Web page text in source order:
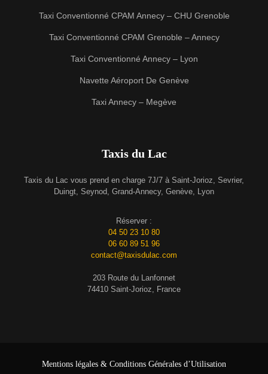
Taxi Conventionné CPAM Annecy – CHU Grenoble
Taxi Conventionné CPAM Grenoble – Annecy
Taxi Conventionné Annecy – Lyon
Navette Aéroport De Genève
Taxi Annecy – Megève
Taxis du Lac
Taxis du Lac vous prend en charge 7J/7 à Saint-Jorioz, Sevrier,
Duingt, Seynod, Grand-Annecy, Genève, Lyon
Réserver :
04 50 23 10 80
06 60 89 51 96
contact@taxisdulac.com
203 Route du Lanfonnet
74410 Saint-Jorioz, France
Mentions légales & Conditions Générales d’Utilisation